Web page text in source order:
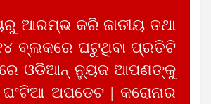
ଆରମ୍ଭ କରି ଜାତୀୟ ତଥା
ବ୍ଲକରେ ଘଟୁଥିବା ପ୍ରତିଟି
ଓଡିଆନ୍ ନ୍ୟୁଜ ଆପଣଙ୍କୁ
ଅପଡେଟ | କରୋନାର